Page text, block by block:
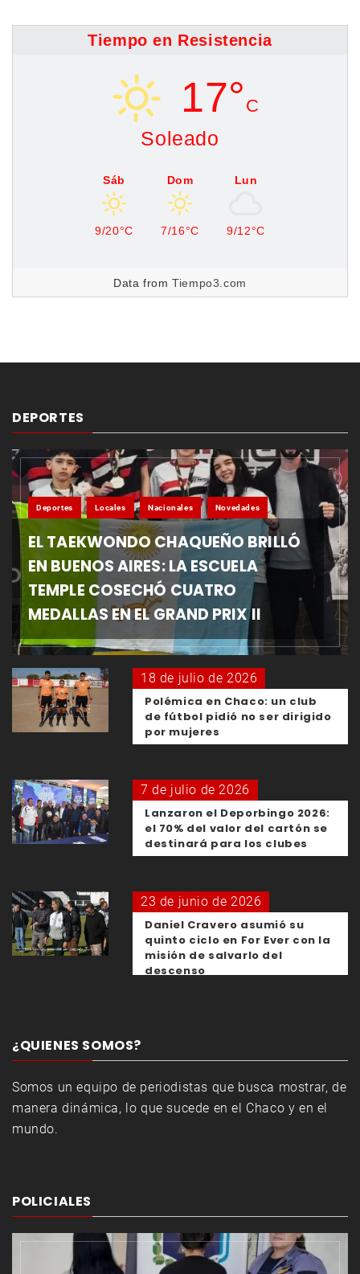
Tiempo en Resistencia
17° C
Soleado
Sáb
9/20°C
Dom
7/16°C
Lun
9/12°C
Data fromTiempo3.com
DEPORTES
Deportes Locales Nacionales Novedades
EL TAEKWONDO CHAQUEÑO BRILLÓ
EN BUENOS AIRES: LA ESCUELA
TEMPLE COSECHÓ CUATRO
MEDALLAS EN EL GRAND PRIX II
18 de julio de 2026
Polémica en Chaco: un club
de fútbol pidió no ser dirigido
por mujeres
7 de julio de 2026
Lanzaron el Deporbingo 2026:
el 70% del valor del cartón se
destinará para los clubes
23 de junio de 2026
Daniel Cravero asumió su
quinto ciclo en For Ever con la
misión de salvarlo del
descenso
¿QUIENES SOMOS?
Somos un equipo de periodistas que busca mostrar, de
manera dinámica, lo que sucede en el Chaco y en el
mundo.
POLICIALES